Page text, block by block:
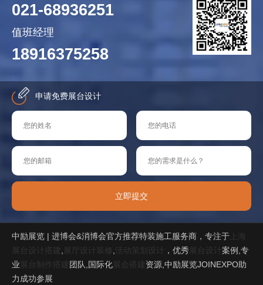
021-68936251
值班经理
18916375258
申请免费展台设计
立即提交
中励展览 | 进博会&消博会官方推荐特装施工服务商，专注于 上海
展台设计搭建
展厅设计装修 活动策划设计 ，优秀 展台设计案例,专
业 展台制作搭建 团队,国际化 展会搭建 资源,中励展览JOINEXPO助
力成功参展